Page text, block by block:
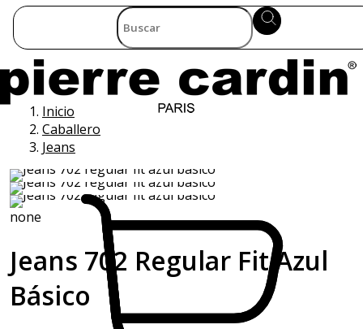
Inicio
Caballero
Jeans
none
Jeans 702 Regular Fit Azul
Básico